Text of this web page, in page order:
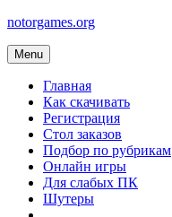
Skip
content
notorgames.org
Menu
Главная
Как скачивать
Регистрация
Стол заказов
Подбор по рубрикам
Онлайн игры
Для слабых ПК
Шутеры